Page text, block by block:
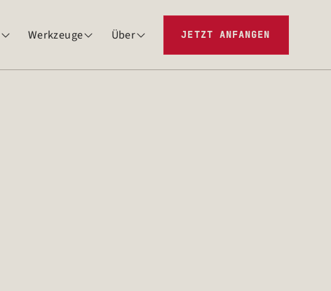
 Werkzeuge Über JETZT ANFANGEN